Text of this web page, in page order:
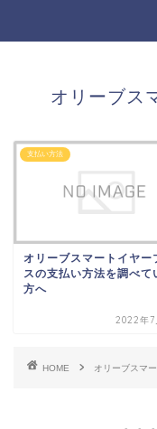
オリーブス
支払い方法
オリーブスマートイヤー
スの支払い方法を調べて
方へ
2022年7
HOME オリーブスマ